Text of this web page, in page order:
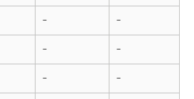
- -
- -
- -